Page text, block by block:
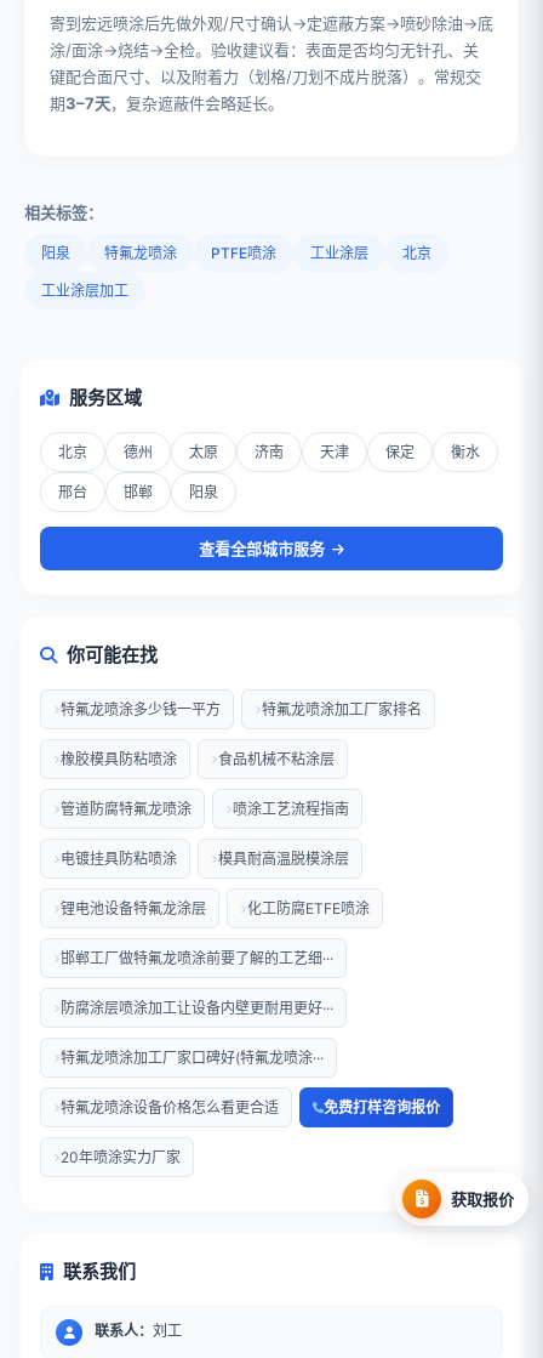
寄到宏远喷涂后先做外观/尺寸确认→定遮蔽方案→喷砂除油→底
涂/面涂→烧结→全检。验收建议看：表面是否均匀无针孔、关
键配合面尺寸、以及附着力（划格/刀划不成片脱落）。常规交
期3–7天，复杂遮蔽件会略延长。
相关标签：
阳泉 特氟龙喷涂 PTFE喷涂 工业涂层 北京
工业涂层加工
服务区域
北京 德州 太原 济南 天津 保定 衡水
邢台 邯郸 阳泉
查看全部城市服务
你可能在找
特氟龙喷涂多少钱一平方 特氟龙喷涂加工厂家排名
橡胶模具防粘喷涂 食品机械不粘涂层
管道防腐特氟龙喷涂 喷涂工艺流程指南
电镀挂具防粘喷涂 模具耐高温脱模涂层
锂电池设备特氟龙涂层 化工防腐ETFE喷涂
邯郸工厂做特氟龙喷涂前要了解的工艺细···
防腐涂层喷涂加工让设备内壁更耐用更好···
特氟龙喷涂加工厂家口碑好(特氟龙喷涂···
特氟龙喷涂设备价格怎么看更合适 免费打样咨询报价
20年喷涂实力厂家
联系我们
联系人： 刘工
获取报价